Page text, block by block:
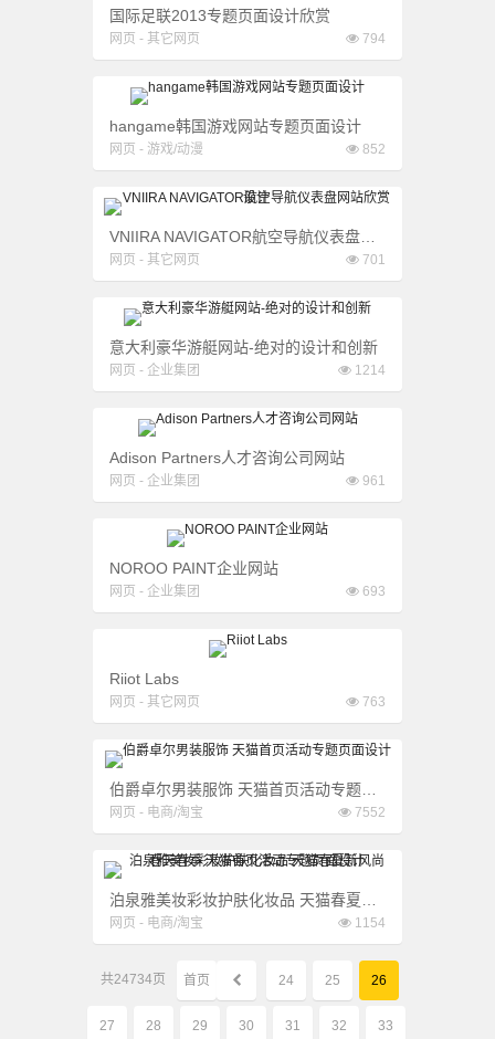
国际足联2013专题页面设计欣赏
网页 - 其它网页 794
hangame韩国游戏网站专题页面设计
网页 - 游戏/动漫 852
网页 - 其它网页 701
意大利豪华游艇网站-绝对的设计和创新
网页 - 企业集团 1214
Adison Partners人才咨询公司网站
网页 - 企业集团 961
NOROO PAINT企业网站
网页 - 企业集团 693
Riiot Labs
网页 - 其它网页 763
网页 - 电商/淘宝 7552
网页 - 电商/淘宝 1154
共24734页 首页 24 25 26
27 28 29 30 31 32 33